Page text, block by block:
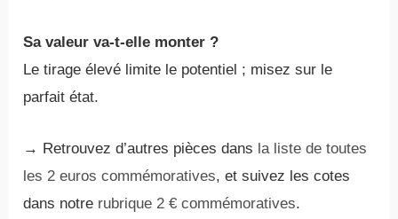
Sa valeur va-t-elle monter ?
Le tirage élevé limite le potentiel ; misez sur le
parfait état.
→ Retrouvez d’autres pièces dans la liste de toutes
les 2 euros commémoratives, et suivez les cotes
dans notre rubrique 2 € commémoratives.